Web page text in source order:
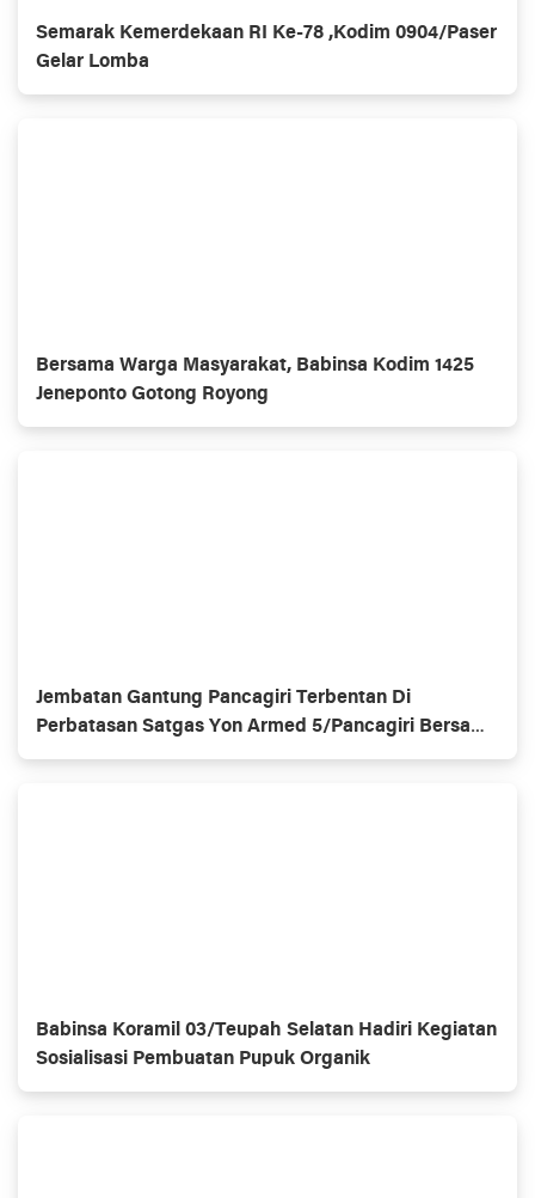
Semarak Kemerdekaan RI Ke-78 ,Kodim 0904/Paser
Gelar Lomba
Bersama Warga Masyarakat, Babinsa Kodim 1425
Jeneponto Gotong Royong
Jembatan Gantung Pancagiri Terbentan Di
Perbatasan Satgas Yon Armed 5/Pancagiri Bersama
Vertikal Rescue Dan PT MA/BDRMS
Babinsa Koramil 03/Teupah Selatan Hadiri Kegiatan
Sosialisasi Pembuatan Pupuk Organik